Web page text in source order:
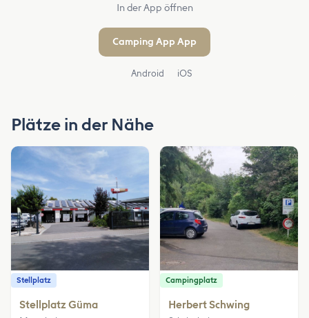
In der App öffnen
Camping App App
Android iOS
Plätze in der Nähe
Stellplatz
Stellplatz Güma
Campingplatz
Herbert Schwing